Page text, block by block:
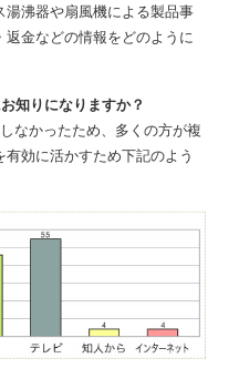
沸器や扇風機による製品事
金などの情報をどのように
知りになりますか？
なかったため、多くの方が複
効に活かすため下記のよう